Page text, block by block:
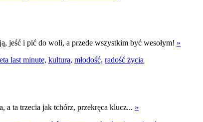
jeść i pić do woli, a przede wszystkim być wesołym! »
last minute, kultura, młodość, radość życia
a ta trzecia jak tchórz, przekręca klucz... »